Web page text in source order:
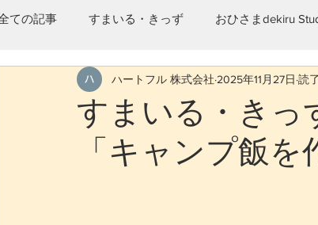
ての記事 すまいる・きっず おひさまdekiru
すまいる・き
「キャンプ飯
ハートフル 株式会社 2025年11月27日 読